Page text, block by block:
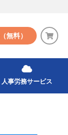
（無料）
人事労務サービス